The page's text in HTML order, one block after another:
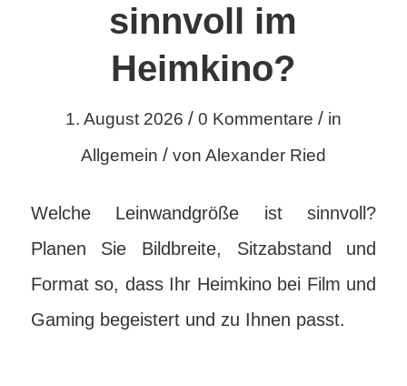
sinnvoll im
Heimkino?
1. August 2026 / 0 Kommentare / in
Allgemein / von Alexander Ried
Welche Leinwandgröße ist sinnvoll?
Planen Sie Bildbreite, Sitzabstand und
Format so, dass Ihr Heimkino bei Film und
Gaming begeistert und zu Ihnen passt.